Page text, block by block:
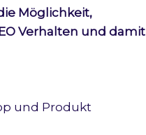
Möglichkeit,
Verhalten und damit
und Produkt